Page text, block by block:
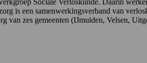
Sociale Verloskunde. Daarin
is een samenwerkingsverband van
van zes gemeenten (IJmuiden, Velsen,